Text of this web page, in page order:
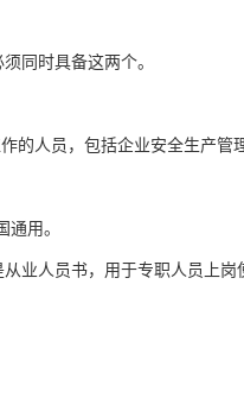
同时具备这两个。
的人员，包括企业安全生产管
用。
业人员书，用于专职人员上岗